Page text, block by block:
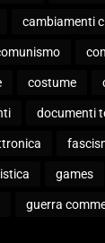
cambiamenti
costume
documenti
games
guerra